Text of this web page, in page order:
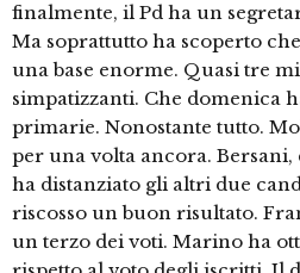
finalmente, il Pd ha un
Ma soprattutto ha scoperto
una base enorme. Quasi tre
simpatizzanti. Che domenica
primarie. Nonostante tutto.
per una volta ancora. Bersani,
ha distanziato gli altri due
riscosso un buon risultato.
un terzo dei voti. Marino ha